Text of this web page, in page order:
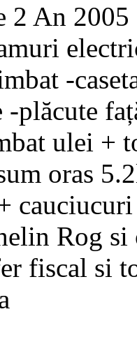
2 An
-
-plăcute
ulei +
oras
Rog si
fiscal si